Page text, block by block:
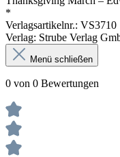
*
Verlagsartikelnr.: VS3710
Verlag: Strube Verlag
Menü schließen
0 von 0 Bewertungen